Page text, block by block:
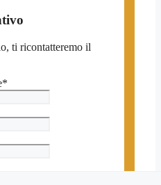
ti ricontatteremo il
*